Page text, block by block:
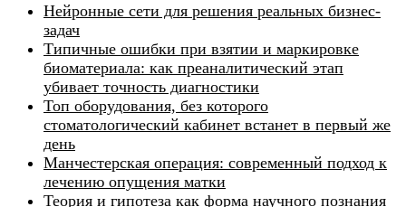
Нейронные сети для решения реальных бизнес-
задач
Типичные ошибки при взятии и маркировке
биоматериала: как преаналитический этап
убивает точность диагностики
Топ оборудования, без которого
стоматологический кабинет встанет в первый же
день
Манчестерская операция: современный подход к
лечению опущения матки
Теория и гипотеза как форма научного познания